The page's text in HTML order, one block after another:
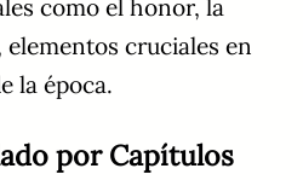
como el honor, la
cruciales en
la época.
por Capítulos